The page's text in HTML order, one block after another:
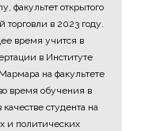
факультет открытого
торговли в 2023 году.
время учится в
в Институте
на факультете
время обучения в
студента на
и политических